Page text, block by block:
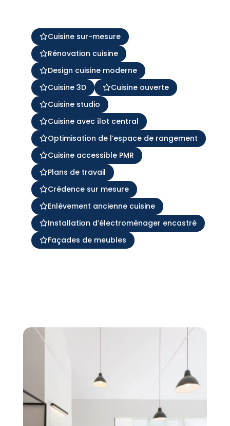
Cuisine sur-mesure
Rénovation cuisine
Design cuisine moderne
Cuisine 3D
Cuisine ouverte
Cuisine studio
Cuisine avec îlot central
Optimisation de l’espace de rangement
Cuisine accessible PMR
Plans de travail
Crédence sur mesure
Enlèvement ancienne cuisine
Installation d’électroménager encastré
Façades de meubles